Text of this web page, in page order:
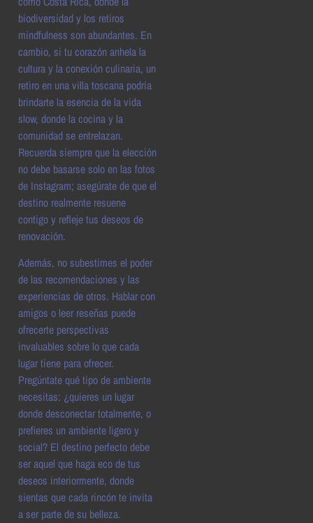
biodiversidad y los retiros
mindfulness son abundantes. En
cambio, si tu corazón anhela la
cultura y la conexión culinaria, un
retiro en una villa toscana podría
brindarte la esencia de la vida
slow, donde la cocina y la
comunidad se entrelazan.
Recuerda siempre que la elección
no debe basarse solo en las fotos
de Instagram; asegúrate de que el
destino realmente resuene
contigo y refleje tus deseos de
renovación.
Además, no subestimes el poder
de las recomendaciones y las
experiencias de otros. Hablar con
amigos o leer reseñas puede
ofrecerte perspectivas
invaluables sobre lo que cada
lugar tiene para ofrecer.
Pregúntate qué tipo de ambiente
necesitas: ¿quieres un lugar
donde desconectar totalmente, o
prefieres un ambiente ligero y
social? El destino perfecto debe
ser aquel que haga eco de tus
deseos interiormente, donde
sientas que cada rincón te invita
a ser parte de su belleza.